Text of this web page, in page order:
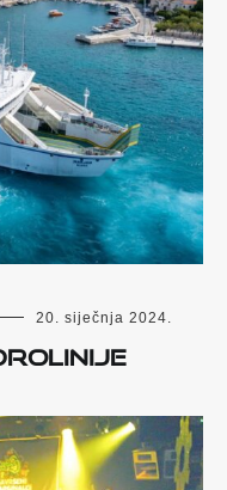
20. siječnja 2024.